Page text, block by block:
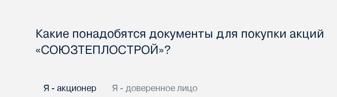
Какие понадобятся документы для покупки акций
«СОЮЗТЕПЛОСТРОЙ»?
Я - акционер Я - доверенное лицо